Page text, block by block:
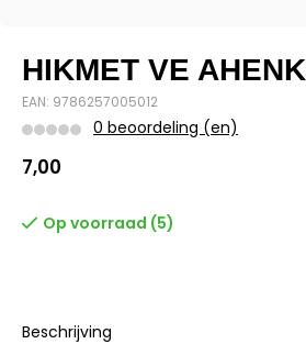
HIKMET VE AHENK
EAN: 9786257005012
0 beoordeling (en)
7,00
Op voorraad (5)
Beschrijving